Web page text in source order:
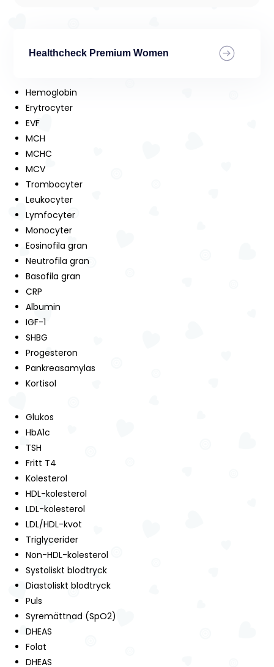
Healthcheck Premium Women
Hemoglobin
Erytrocyter
EVF
MCH
MCHC
MCV
Trombocyter
Leukocyter
Lymfocyter
Monocyter
Eosinofila gran
Neutrofila gran
Basofila gran
CRP
Albumin
IGF-1
SHBG
Progesteron
Pankreasamylas
Kortisol
Glukos
HbA1c
TSH
Fritt T4
Kolesterol
HDL-kolesterol
LDL-kolesterol
LDL/HDL-kvot
Triglycerider
Non-HDL-kolesterol
Systoliskt blodtryck
Diastoliskt blodtryck
Puls
Syremättnad (SpO2)
DHEAS
Folat
DHEAS